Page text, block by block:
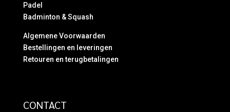
Padel
Badminton & Squash
Algemene Voorwaarden
Bestellingen en leveringen
Retouren en terugbetalingen
CONTACT